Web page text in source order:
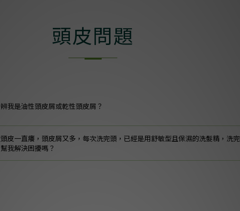
頭皮問題
我是油性頭皮屑或乾性頭皮屑？
皮一直癢，頭皮屑又多，每次洗完頭，已經是用舒敏型且保濕的洗髮精，洗完
我解決困擾嗎？